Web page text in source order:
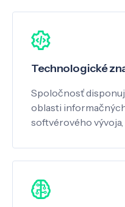
Technologické
Spoločnosť
oblasti
softvérového vývoja,